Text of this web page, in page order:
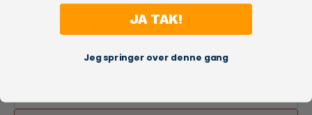
Køb mere, spar mere!
JA TAK!
Jeg springer over denne gang